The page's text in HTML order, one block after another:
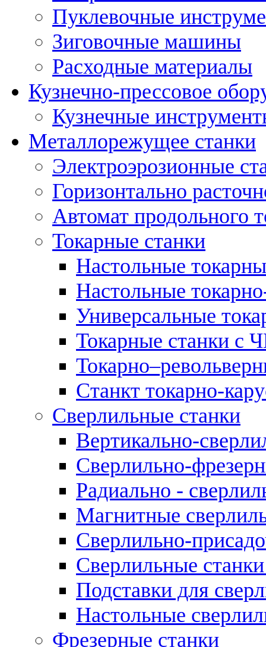
Пуклевочные
Зиговочные машины
Расходные материалы
Кузнечно-прессовое
Кузнечные
Металлорежущее станки
Электроэрозионные
Горизонтально
Автомат продольного
Токарные станки
Настольные
Настольные
Универсальные
Токарные станки с
Станкт токарно-
Сверлильные станки
Вертикально-
Сверлильно-
Радиально -
Магнитные
Сверлильно-
Сверлильные
Подставки для
Настольные
Фрезерные станки